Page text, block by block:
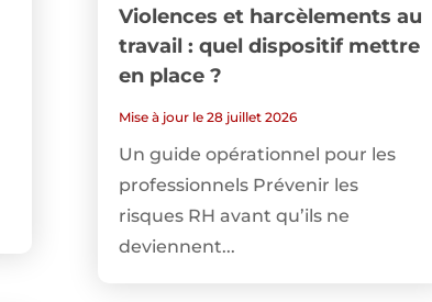
Violences et harcèlements au
travail : quel dispositif mettre
en place ?
Mise à jour le 28 juillet 2026
Un guide opérationnel pour les
professionnels Prévenir les
risques RH avant qu’ils ne
deviennent...